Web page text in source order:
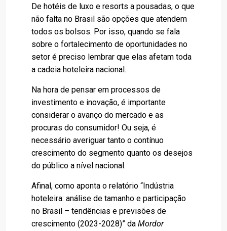
De hotéis de luxo e resorts a pousadas, o que
não falta no Brasil são opções que atendem
todos os bolsos. Por isso, quando se fala
sobre o fortalecimento de oportunidades no
setor é preciso lembrar que elas afetam toda
a cadeia hoteleira nacional.
Na hora de pensar em processos de
investimento e inovação, é importante
considerar o avanço do mercado e as
procuras do consumidor! Ou seja, é
necessário averiguar tanto o contínuo
crescimento do segmento quanto os desejos
do público a nível nacional.
Afinal, como aponta o relatório “Indústria
hoteleira: análise de tamanho e participação
no Brasil – tendências e previsões de
crescimento (2023-2028)” da Mordor